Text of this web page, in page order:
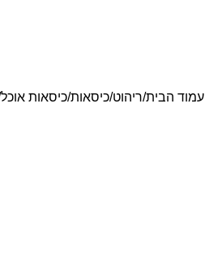
עמוד הבית ריהוט כיסאות כיסאות אוכל